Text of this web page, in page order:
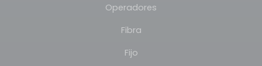
Operadores
Fibra
Fijo